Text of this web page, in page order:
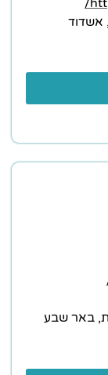
, אשדוד
, באר שבע